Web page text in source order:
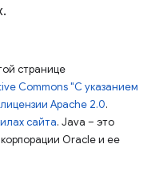
странице
Commons "С указанием
лицензии Apache 2.0.
сайта. Java – это
Oracle и ее